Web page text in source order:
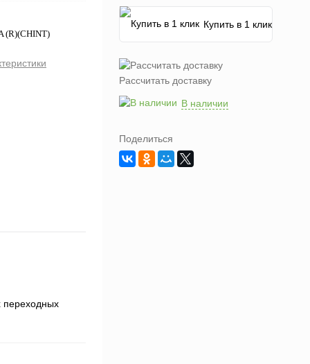
(R)(CHINT)
переходных
Купить в 1 клик
Рассчитать доставку
В наличии
Поделиться